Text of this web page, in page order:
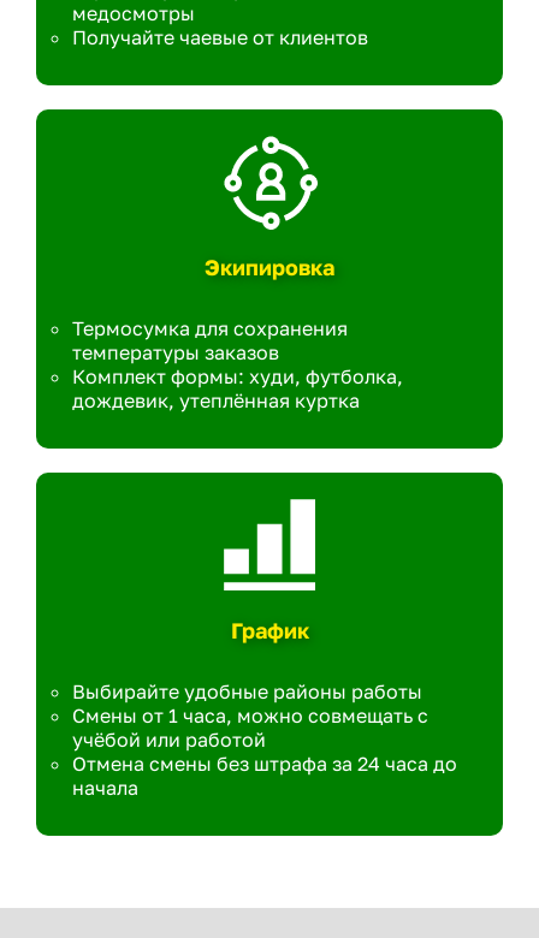
медосмотры
Получайте чаевые от клиентов
Экипировка
Термосумка для сохранения
температуры заказов
Комплект формы: худи, футболка,
дождевик, утеплённая куртка
График
Выбирайте удобные районы работы
Смены от 1 часа, можно совмещать с
учёбой или работой
Отмена смены без штрафа за 24 часа до
начала